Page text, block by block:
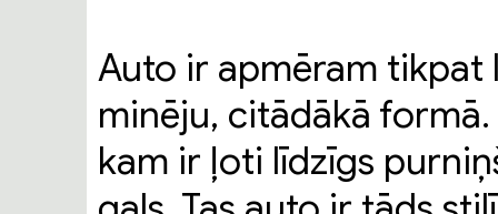
Auto ir apmēram tikpat
minēju, citādākā formā.
kam ir ļoti līdzīgs